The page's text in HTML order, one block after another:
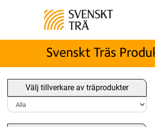
Välj tillverkare av träprodukter